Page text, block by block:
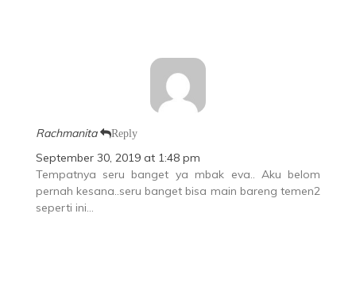
Rachmanita Reply
September 30, 2019 at 1:48 pm
Tempatnya seru banget ya mbak eva.. Aku belom
pernah kesana..seru banget bisa main bareng temen2
seperti ini…